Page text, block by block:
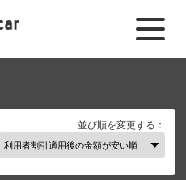
並び順を変更する：